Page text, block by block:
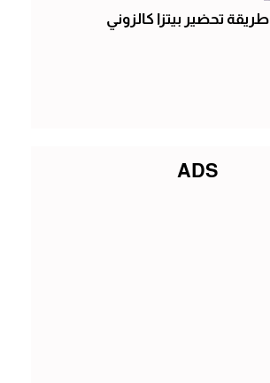
طريقة تحضير بيتزا كالزوني
ADS